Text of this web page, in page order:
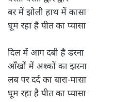
बर में झोली हाथ में कासा
घूम रहा है पीत का प्यासा
दिल में आग दबी है डरना
आँखों में अश्कों का झरना
लब पर दर्द का बारा-मासा
घूम रहा है पीत का प्यासा